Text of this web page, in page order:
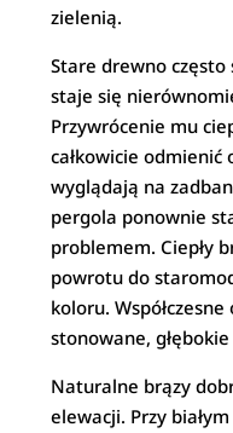
zielenią.
Stare drewno
staje się
Przywrócenie mu
całkowicie
wyglądają na
pergola ponownie
problemem. Ciepły
powrotu do
koloru.
stonowane,
Naturalne brązy
elewacji. Przy